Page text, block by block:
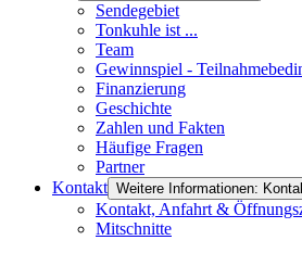
Sendegebiet
Tonkuhle ist ...
Team
Gewinnspiel -
Finanzierung
Geschichte
Zahlen und Fakten
Häufige Fragen
Partner
Kontakt Weitere Informationen:
Kontakt, Anfahrt &
Mitschnitte